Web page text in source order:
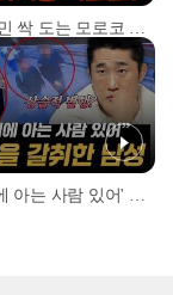
[예고] 도파민 싹 도는 모로코 야시장 투어!